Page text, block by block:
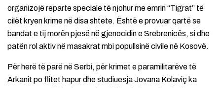
organizojë reparte speciale të njohur me emrin “Tigrat” të
cilët kryen krime në disa shtete. Është e provuar qartë se
bandat e tij morën pjesë në gjenocidin e Srebrenicës, si dhe
patën rol aktiv në masakrat mbi popullsinë civile në Kosovë.
Për herë të parë në Serbi, për krimet e paramilitarëve të
Arkanit po flitet hapur dhe studiuesja Jovana Kolaviç ka